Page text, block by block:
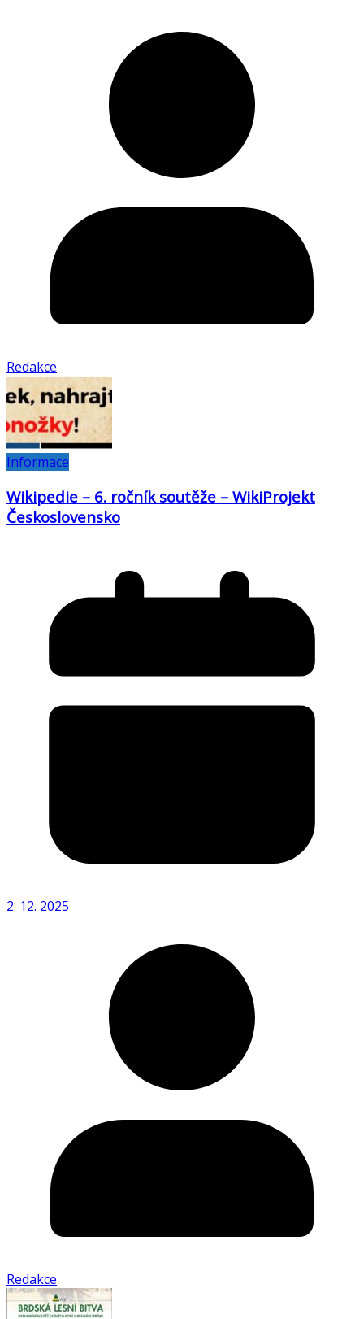
Redakce
Informace
Wikipedie – 6. ročník soutěže – WikiProjekt
Československo
2. 12. 2025
Redakce